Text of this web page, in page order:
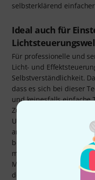
selbsterklärend
Ideal auch für
Für professionelle und
Licht- und
Selbstverständlichkeit.
dass es sich bei dieser
und keinesfalls einfache
Zusammenhänge erst
Und jeder hat
anfangs geradezu
beschäftigen. Wenn du
möchtest, ist das
Möglichkeit, dich
der zugrundeliegenden